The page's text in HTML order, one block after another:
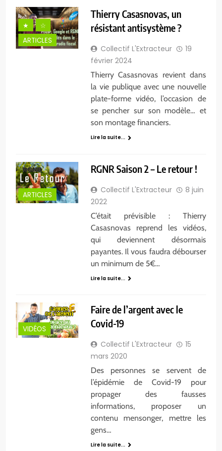
★
☆
ARTICLES
Thierry Casasnovas, un
résistant antisystème ?
Collectif L'Extracteur
19
février 2024
Thierry Casasnovas revient dans
la vie publique avec une nouvelle
plate-forme vidéo, l’occasion de
se pencher sur son modèle… et
son montage financiers.
Lire la suite...
ARTICLES
RGNR Saison 2 – Le retour !
Collectif L'Extracteur
8 juin
2022
C’était prévisible : Thierry
Casasnovas reprend les vidéos,
qui deviennent désormais
payantes. Il vous faudra débourser
un minimum de 5€…
Lire la suite...
VIDÉOS
Faire de l’argent avec le
Covid-19
Collectif L'Extracteur
15
mars 2020
Des personnes se servent de
l’épidémie de Covid-19 pour
propager des fausses
informations, proposer un
contenu mensonger, mettre les
gens…
Lire la suite...